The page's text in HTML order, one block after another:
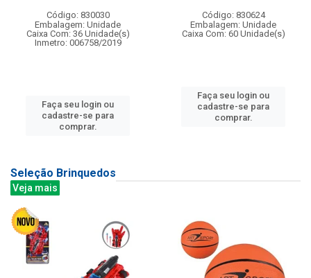
Código: 830030
Embalagem: Unidade
Caixa Com: 36 Unidade(s)
Inmetro: 006758/2019
Faça seu login ou
cadastre-se para
comprar.
Código: 830624
Embalagem: Unidade
Caixa Com: 60 Unidade(s)
Faça seu login ou
cadastre-se para
comprar.
Seleção Brinquedos
Veja mais